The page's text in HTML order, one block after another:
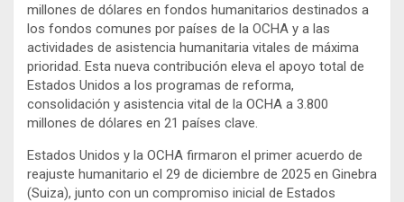
millones de dólares en fondos humanitarios destinados a
los fondos comunes por países de la OCHA y a las
actividades de asistencia humanitaria vitales de máxima
prioridad. Esta nueva contribución eleva el apoyo total de
Estados Unidos a los programas de reforma,
consolidación y asistencia vital de la OCHA a 3.800
millones de dólares en 21 países clave.
Estados Unidos y la OCHA firmaron el primer acuerdo de
reajuste humanitario el 29 de diciembre de 2025 en Ginebra
(Suiza), junto con un compromiso inicial de Estados